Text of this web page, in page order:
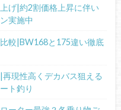
げ|約2割価格上昇に伴い
実施中
較|BW168と175違い徹底
現性高くデカバス狙える
ト釣り